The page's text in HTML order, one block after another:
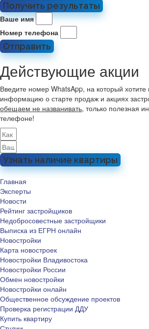
Получить результаты
Ваше имя
Номер телефона
Отправить
Действующие акции
Введите номер WhatsApp, на который хотите
информацию о старте продаж и акциях
обещаем не названивать, только полезная
телефоне!
Узнать наличие квартиры
Главная
Эксперты
Новости
Рейтинг застройщиков
Недобросовестные застройщики
Выписка из ЕГРН онлайн
Новостройки
Карта новостроек
Новостройки Владивостока
Новостройки России
Обмен новостройки
Новостройки онлайн
Общественное обсуждение проектов
Проверка регистрации ДДУ
Купить квартиру